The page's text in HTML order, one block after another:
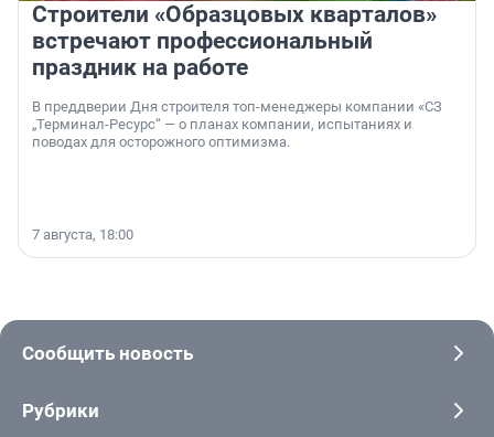
Строители «Образцовых кварталов»
встречают профессиональный
праздник на работе
В преддверии Дня строителя топ-менеджеры компании «СЗ
„Терминал-Ресурс“ — о планах компании, испытаниях и
поводах для осторожного оптимизма.
7 августа, 18:00
Сообщить новость
Рубрики